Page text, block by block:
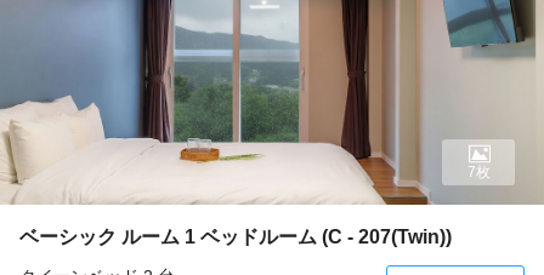
ベーシック ルーム 1 ベッドルーム (C - 207(Twin))
7枚